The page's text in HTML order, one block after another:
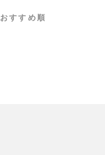
おすすめ順